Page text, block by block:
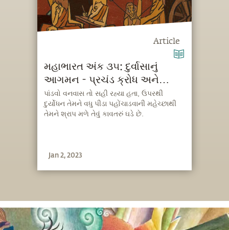
Article
મહાભારત અંક ૩૫: દુર્વાસાનું
આગમન - પ્રચંડ ક્રોધ અને
શ્રાપનું ટળી જવું
પાંડવો વનવાસ તો સહી રહ્યા હતા, ઉપરથી
દુર્યોધન તેમને વધુ પીડા પહોંચાડવાની મહેચ્છાથી
તેમને શ્રાપ મળે તેવું કાવતરું ઘડે છે.
Jan 2, 2023